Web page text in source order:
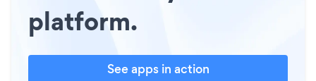
platform.
See apps in action